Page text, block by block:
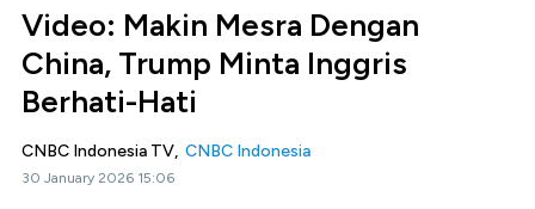
Video: Makin Mesra Dengan
China, Trump Minta Inggris
Berhati-Hati
CNBC Indonesia TV, CNBC Indonesia
30 January 2026 15:06